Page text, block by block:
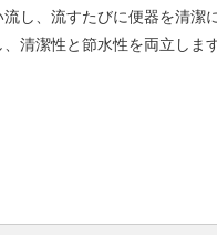
流し、流すたびに便器を清潔
清潔性と節水性を両立します